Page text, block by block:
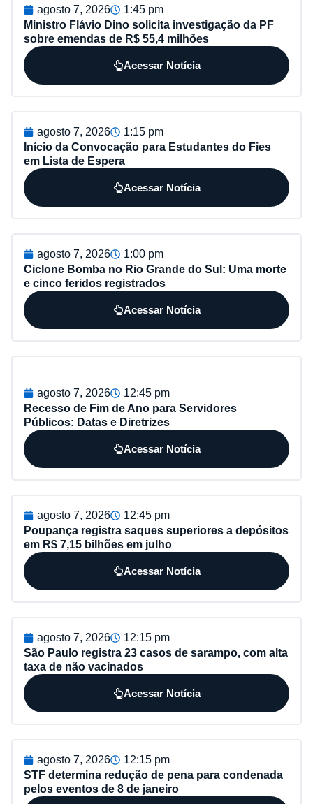
agosto 7, 2026
1:45 pm
Ministro Flávio Dino solicita investigação da PF
sobre emendas de R$ 55,4 milhões
Acessar Notícia
agosto 7, 2026
1:15 pm
Início da Convocação para Estudantes do Fies
em Lista de Espera
Acessar Notícia
agosto 7, 2026
1:00 pm
Ciclone Bomba no Rio Grande do Sul: Uma morte
e cinco feridos registrados
Acessar Notícia
agosto 7, 2026
12:45 pm
Recesso de Fim de Ano para Servidores
Públicos: Datas e Diretrizes
Acessar Notícia
agosto 7, 2026
12:45 pm
Poupança registra saques superiores a depósitos
em R$ 7,15 bilhões em julho
Acessar Notícia
agosto 7, 2026
12:15 pm
São Paulo registra 23 casos de sarampo, com alta
taxa de não vacinados
Acessar Notícia
agosto 7, 2026
12:15 pm
STF determina redução de pena para condenada
pelos eventos de 8 de janeiro